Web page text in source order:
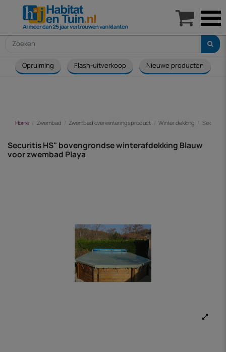
Opruiming Flash-uitverkoop Nieuwe producten
Home Zwembad Zwembad overwinteringsproduct Winter dekking
Securitis HS" bovengrondse winterafdekking Blauw
voor zwembad Playa
